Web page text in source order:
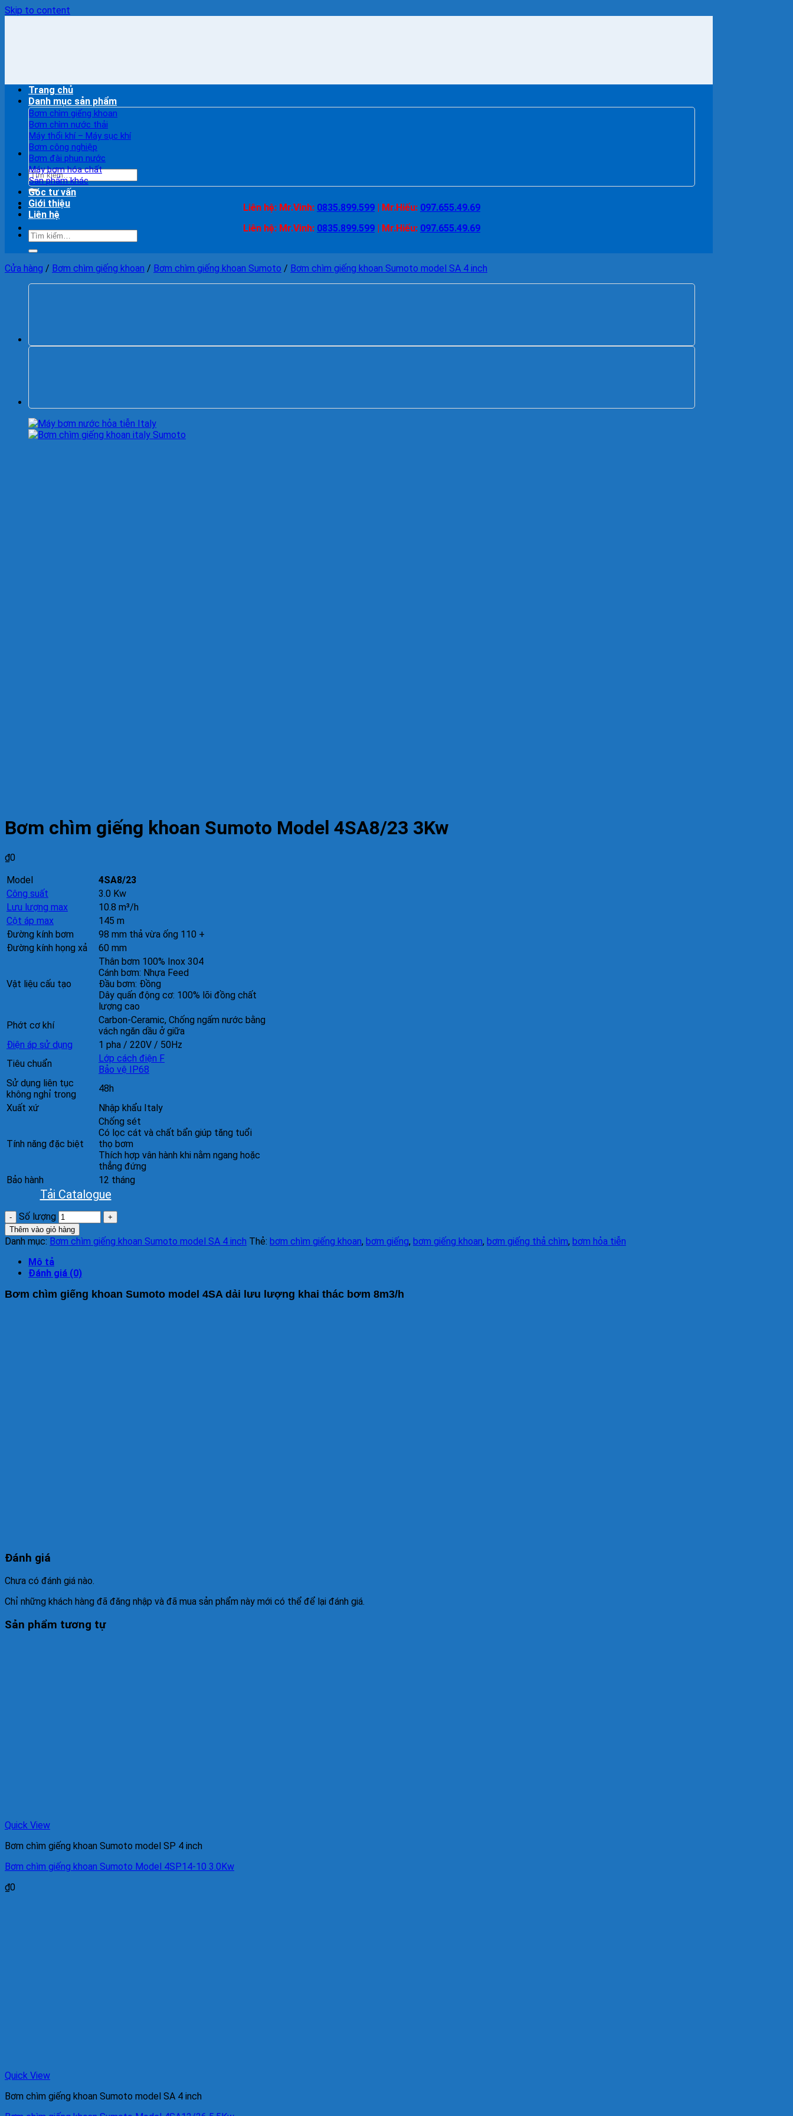
Skip to content
Liên hệ: Mr.Vinh: 0835.899.599 | Mr.Hiếu: 097.655.49.69
Liên hệ: Mr.Vinh: 0835.899.599 | Mr.Hiếu: 097.655.49.69
Trang chủ
Danh mục sản phẩm
Bơm chìm giếng khoan
Bơm chìm nước thải
Máy thổi khí – Máy sục khí
Bơm công nghiệp
Bơm đài phun nước
Máy bơm hóa chất
Sản phẩm khác
Góc tư vấn
Giới thiệu
Liên hệ
Cửa hàng / Bơm chìm giếng khoan / Bơm chìm giếng khoan Sumoto / Bơm chìm giếng khoan Sumoto model SA 4 inch
Bơm chìm giếng khoan Sumoto Model 4SA8/23 3Kw
₫0
Model
4SA8/23
Công suất
3.0 Kw
Lưu lượng max
10.8 m³/h
Cột áp max
145 m
Đường kính bơm
98 mm thả vừa ống 110 +
Đường kính họng xả
60 mm
Vật liệu cấu tạo
Thân bơm 100% Inox 304
Cánh bơm: Nhựa Feed
Đầu bơm: Đồng
Dây quấn động cơ: 100% lõi đồng chất
lượng cao
Phớt cơ khí
Carbon-Ceramic, Chống ngấm nước bằng
vách ngăn dầu ở giữa
Điện áp sử dụng
1 pha / 220V / 50Hz
Tiêu chuẩn
Lớp cách điện F
Bảo vệ IP68
Sử dụng liên tục
không nghỉ trong
48h
Xuất xứ
Nhập khẩu Italy
Tính năng đặc biệt
Chống sét
Có lọc cát và chất bẩn giúp tăng tuổi
thọ bơm
Thích hợp vân hành khi nằm ngang hoặc
thẳng đứng
Bảo hành
12 tháng
Tải Catalogue
Số lượng
Thêm vào giỏ hàng
Danh mục: Bơm chìm giếng khoan Sumoto model SA 4 inch Thẻ: bơm chìm giếng khoan, bơm giếng, bơm giếng khoan, bơm giếng thả chìm, bơm hỏa tiễn
Mô tả
Đánh giá (0)
Bơm chìm giếng khoan Sumoto model 4SA dải lưu lượng khai thác bơm 8m3/h
Đánh giá
Chưa có đánh giá nào.
Chỉ những khách hàng đã đăng nhập và đã mua sản phẩm này mới có thể để lại đánh giá.
Sản phẩm tương tự
Quick View
Bơm chìm giếng khoan Sumoto model SP 4 inch
Bơm chìm giếng khoan Sumoto Model 4SP14-10 3.0Kw
₫0
Quick View
Bơm chìm giếng khoan Sumoto model SA 4 inch